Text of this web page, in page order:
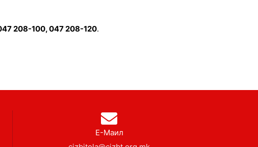
208-100, 047 208-120.
Е-Маил